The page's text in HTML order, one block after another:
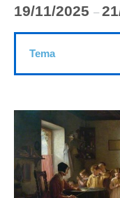
19/11/2025 –
Tema